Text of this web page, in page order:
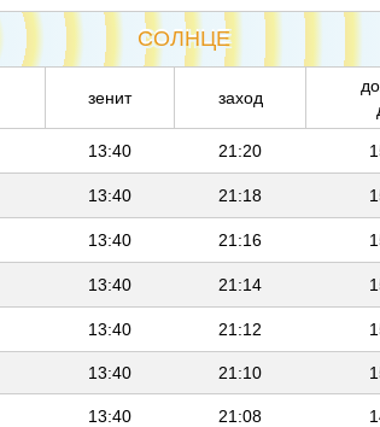
СОЛНЦЕ
зенит заход
13:40 21:20
13:40 21:18
13:40 21:16
13:40 21:14
13:40 21:12
13:40 21:10
13:40 21:08